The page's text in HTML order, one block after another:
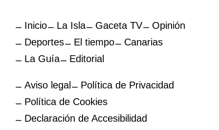
Inicio La Isla Gaceta TV
Opinión
Deportes
El tiempo
Canarias
La Guía
Editorial
Aviso legal
Política de Privacidad
Política de Cookies
Declaración de Accesibilidad